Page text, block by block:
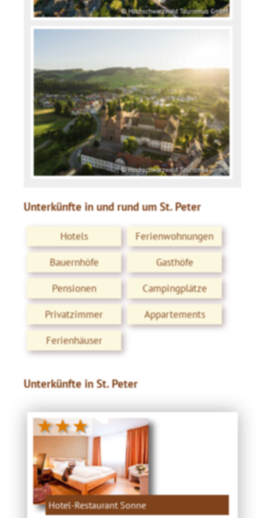
© Hochschwarzwald Tourismus GmbH
© Hochschwarzwald Tourismus GmbH
Unterkünfte in und rund um St. Peter
Hotels
Ferienwohnungen
Bauernhöfe
Gasthöfe
Pensionen
Campingplätze
Privatzimmer
Appartements
Ferienhäuser
Unterkünfte in St. Peter
★★★
Hotel-Restaurant Sonne